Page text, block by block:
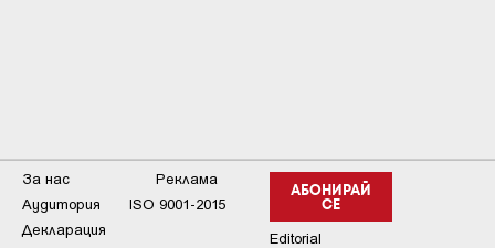
АБОНИРАЙ
СЕ
Editorial
За нас
Реклама
Аудитория
ISO 9001-2015
Декларация